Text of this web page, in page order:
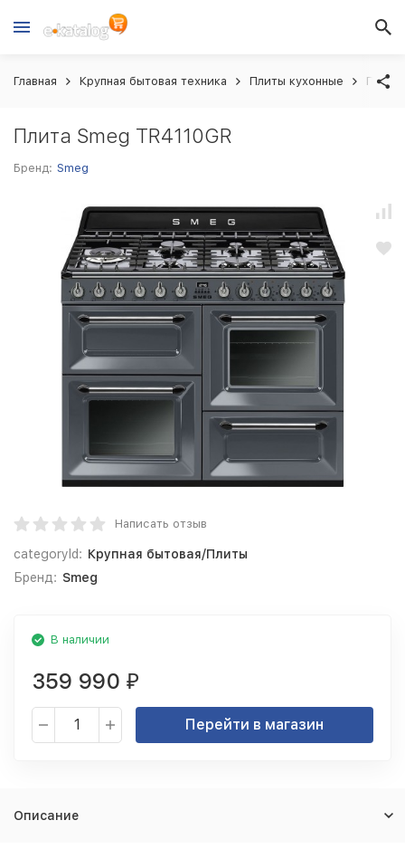
Главная Крупная бытовая техника Плиты кухонные Плита
Плита Smeg TR4110GR
Бренд: Smeg
Написать отзыв
categoryId: Крупная бытовая/Плиты
Бренд: Smeg
В наличии
359 990 ₽
Перейти в магазин
Описание